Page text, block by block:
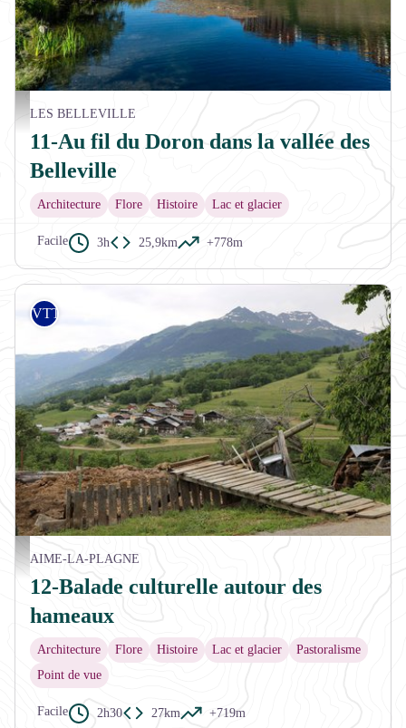
APTV
LES BELLEVILLE
11-Au fil du Doron dans la vallée des
Belleville
Architecture Flore Histoire Lac et glacier
Facile 3h 25,9km +778m
Hameau de Montméry - aptv_redac
VTT
AIME-LA-PLAGNE
12-Balade culturelle autour des
hameaux
Architecture Flore Histoire Lac et glacier
Pastoralisme
Point de vue
Facile 2h30 27km +719m